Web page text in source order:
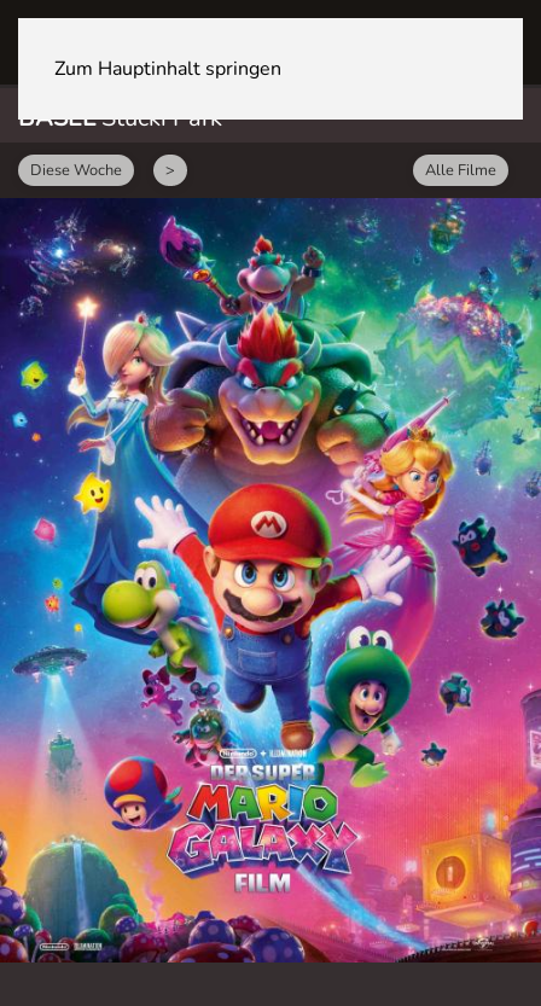
Zum Hauptinhalt springen
BASELStücki Park
Diese Woche > Alle Filme